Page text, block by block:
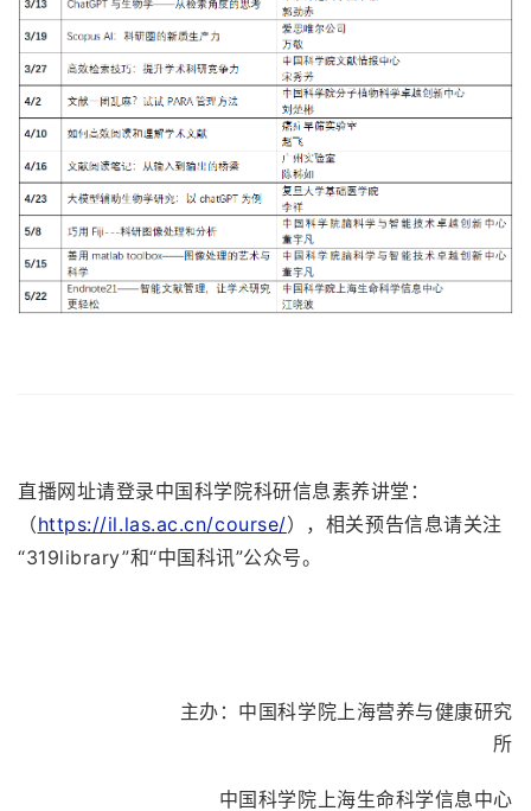
直播网址请登录中国科学院科研信息素养讲堂：
（https://il.las.ac.cn/course/），相关预告信息请关注
“319library”和“中国科讯”公众号。
主办：中国科学院上海营养与健康研究
所
中国科学院上海生命科学信息中心